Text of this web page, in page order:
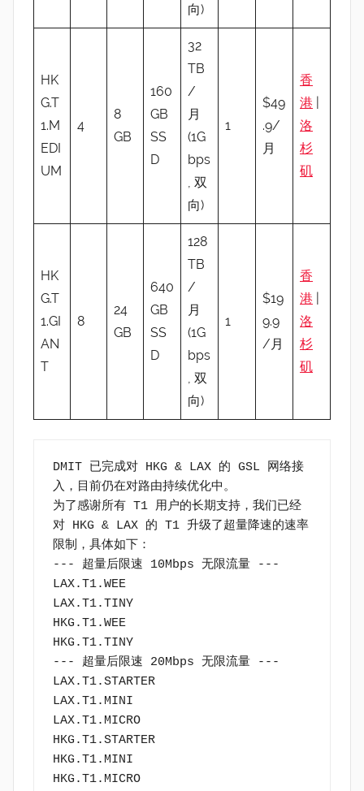
向)
HK
G.T
1.M
EDI
UM
4
8
GB
160
GB
SS
D
32
TB
/
月
(1G
bps
, 双
向)
1
$49
.9/
月
香
港
洛
杉
矶
HK
G.T
1.GI
AN
T
8
24
GB
640
GB
SS
D
128
TB
/
月
(1G
bps
, 双
向)
1
$19
9.9
/月
香
港
洛
杉
矶
DMIT 已完成对 HKG & LAX 的 GSL 网络接
入，目前仍在对路由持续优化中。
为了感谢所有 T1 用户的长期支持，我们已经
对 HKG & LAX 的 T1 升级了超量降速的速率
限制，具体如下：
--- 超量后限速 10Mbps 无限流量 ---
LAX.T1.WEE
LAX.T1.TINY
HKG.T1.WEE
HKG.T1.TINY
--- 超量后限速 20Mbps 无限流量 ---
LAX.T1.STARTER
LAX.T1.MINI
LAX.T1.MICRO
HKG.T1.STARTER
HKG.T1.MINI
HKG.T1.MICRO